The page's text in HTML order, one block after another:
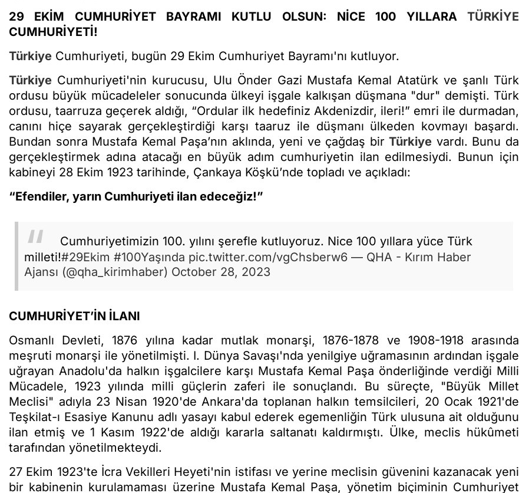
29 EKİM CUMHURİYET BAYRAMI KUTLU OLSUN: NİCE 100 YILLARA TÜRKİYE
CUMHURİYETİ!
Türkiye Cumhuriyeti, bugün 29 Ekim Cumhuriyet Bayramı'nı kutluyor.
Türkiye Cumhuriyeti'nin kurucusu, Ulu Önder Gazi Mustafa Kemal Atatürk ve şanlı Türk
ordusu büyük mücadeleler sonucunda ülkeyi işgale kalkışan düşmana "dur" demişti. Türk
ordusu, taarruza geçerek aldığı, “Ordular ilk hedefiniz Akdenizdir, ileri!” emri ile durmadan,
canını hiçe sayarak gerçekleştirdiği karşı taaruz ile düşmanı ülkeden kovmayı başardı.
Bundan sonra Mustafa Kemal Paşa’nın aklında, yeni ve çağdaş birTürkiye vardı. Bunu da
gerçekleştirmek adına atacağı en büyük adım cumhuriyetin ilan edilmesiydi. Bunun için
kabineyi 28 Ekim 1923 tarihinde, Çankaya Köşkü’nde topladı ve açıkladı:
“Efendiler, yarın Cumhuriyeti ilan edeceğiz!”
Cumhuriyetimizin 100. yılını şerefle kutluyoruz. Nice 100 yıllara yüce Türk
milleti!#29Ekim #100Yaşında pic.twitter.com/vgChsberw6 — QHA - Kırım Haber
Ajansı (@qha_kirimhaber) October 28, 2023
CUMHURİYET’İN İLANI
Osmanlı Devleti, 1876 yılına kadar mutlak monarşi, 1876-1878 ve 1908-1918 arasında
meşruti monarşi ile yönetilmişti. I. Dünya Savaşı'nda yenilgiye uğramasının ardından işgale
uğrayan Anadolu'da halkın işgalcilere karşı Mustafa Kemal Paşa önderliğinde verdiği Milli
Mücadele, 1923 yılında milli güçlerin zaferi ile sonuçlandı. Bu süreçte, "Büyük Millet
Meclisi" adıyla 23 Nisan 1920'de Ankara'da toplanan halkın temsilcileri, 20 Ocak 1921'de
Teşkilat-ı Esasiye Kanunu adlı yasayı kabul ederek egemenliğin Türk ulusuna ait olduğunu
ilan etmiş ve 1 Kasım 1922'de aldığı kararla saltanatı kaldırmıştı. Ülke, meclis hükûmeti
tarafından yönetilmekteydi.
27 Ekim 1923'te İcra Vekilleri Heyeti'nin istifası ve yerine meclisin güvenini kazanacak yeni
bir kabinenin kurulamaması üzerine Mustafa Kemal Paşa, yönetim biçiminin Cumhuriyet